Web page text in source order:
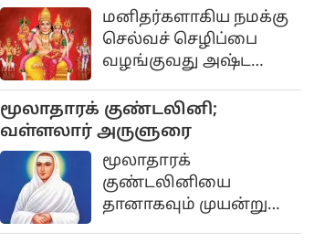
மனிதர்களாகிய நமக்கு
செல்வச் செழிப்பை
வழங்குவது அஷ்ட
குபேரர் மந்திரங்களை
நாள்தோறும் கூற
வேண்டும், அல்லது
மகான் திருமூலர்
கூறியதுபோல “ஓம்
ஐஸ்வரேஸ்வராய நம
“என்றாவது
மூலாதாரக் குண்டலினி;
வள்ளலார் அருளுரை
மூலாதாரக்
குண்டலினியை
தானாகவும் முயன்று